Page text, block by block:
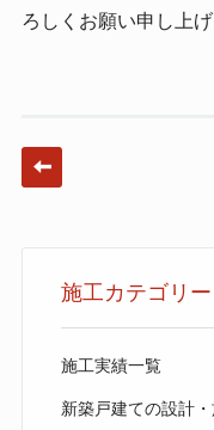
ろしくお願い申し上げ
Post
施工カテゴリー
施工実績一覧
新築戸建ての設計